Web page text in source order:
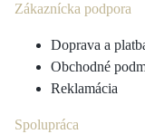
Zákaznícka podpora
Doprava a
Obchodné
Reklamácia
Spolupráca